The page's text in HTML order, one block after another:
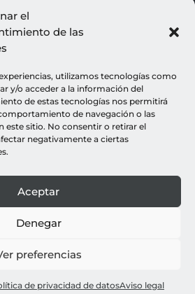
el
de las
utilizamos tecnologías como
y/o acceder a la información del
de estas tecnologías nos permitirá
de navegación o las
este sitio. No consentir o retirar el
negativamente a ciertas
Aceptar
Denegar
preferencias
de privacidad de datosAviso legal
ALROJO
Contacto
LEGALES
© all rights reserved : rocio gutierrez
webdesign : espacio azul